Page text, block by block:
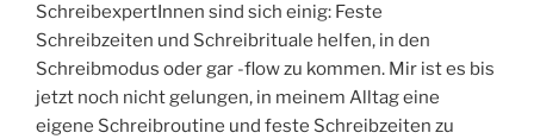
SchreibexpertInnen sind sich einig: Feste
Schreibzeiten und Schreibrituale helfen, in den
Schreibmodus oder gar -flow zu kommen. Mir ist es bis
jetzt noch nicht gelungen, in meinem Alltag eine
eigene Schreibroutine und feste Schreibzeiten zu